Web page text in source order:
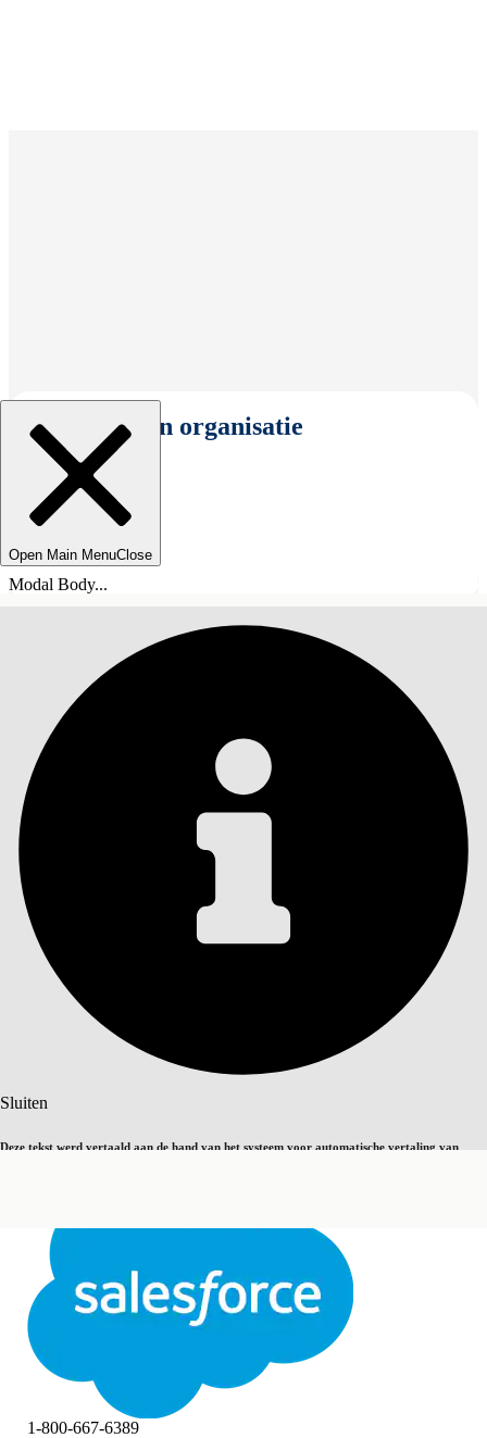
Selecteer een organisatie
Open Main MenuClose
Modal Body...
Sluiten
Deze tekst werd vertaald aan de hand van het systeem voor automatische vertaling van
Sluiten Sluiten
INHOUDSOPGAVE
Zoeken
1-800-667-6389